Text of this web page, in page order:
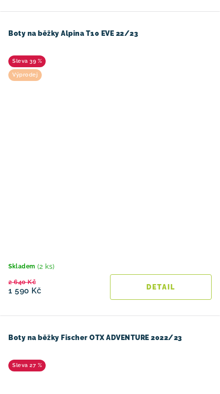
Boty na běžky Alpina T10 EVE 22/23
39 %
Výprodej
Skladem (2 ks)
1 590 Kč
2 640 Kč
Boty na běžky Fischer OTX ADVENTURE 2022/23
27 %